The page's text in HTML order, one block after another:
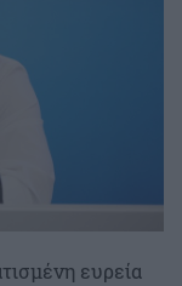
ευρεία